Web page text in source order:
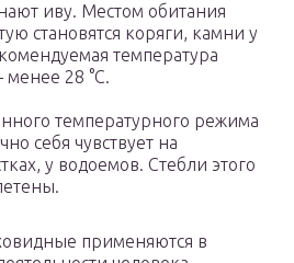
иву. Местом обитания
становятся коряги, камни у
температура
менее 28 °С.
температурного режима
себя чувствует на
у водоемов. Стебли этого
применяются в